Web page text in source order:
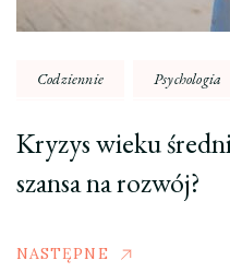
Codziennie Psychologia
Kryzys wieku
szansa na rozwój?
NASTĘPNE